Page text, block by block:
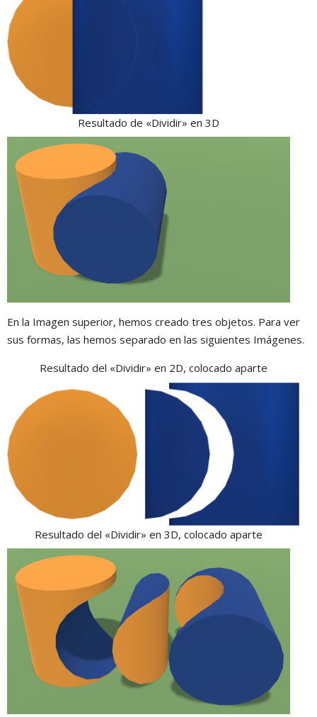
Resultado de «Dividir» en 3D
En la Imagen superior, hemos creado tres objetos. Para ver
sus formas, las hemos separado en las siguientes Imágenes.
Resultado del «Dividir» en 2D, colocado aparte
Resultado del «Dividir» en 3D, colocado aparte